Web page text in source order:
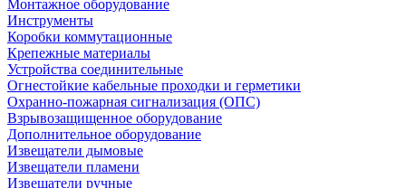
Монтажное оборудование
Инструменты
Коробки коммутационные
Крепежные материалы
Устройства соединительные
Огнестойкие кабельные проходки и герметики
Охранно-пожарная сигнализация (ОПС)
Взрывозащищенное оборудование
Дополнительное оборудование
Извещатели дымовые
Извещатели пламени
Извещатели ручные